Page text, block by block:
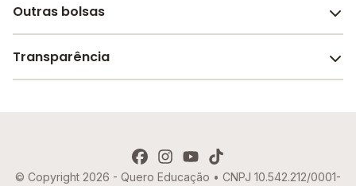
Escolas por cidade e bairro
Sobre o Melhor Escola
Revista Melhor Escola
Outras bolsas
Faculdades e universidades
Transparência
Política de Cookies
© Copyright 2026 - Quero Educação • CNPJ 10.542.212/0001-